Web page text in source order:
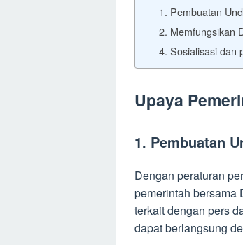
1. Pembuatan
2. Memfungsikan
4. Sosialisasi dan
Upaya
1. Pembuatan
Dengan peraturan
pemerintah bersama
terkait dengan pers
dapat berlangsung